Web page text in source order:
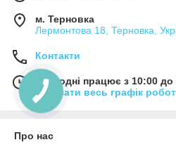
м. Терновка
Лермонтова 18, Терновка,
Контакти
Сьогодні працює з 10:00
Показати весь графік
Про нас